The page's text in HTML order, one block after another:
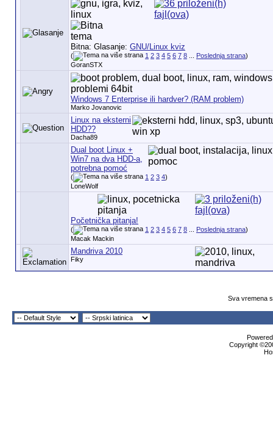
Bitna: Glasanje: GNU/Linux kviz
( 1 2 3 4 5 6 7 8... Poslednja strana)
GoranSTX
Windows 7 Enterprise ili hardver? (RAM problem)
Marko Jovanovic
Linux na eksterni
HDD??
Dacha89
Dual boot Linux +
Win7 na dva HDD-a,
potrebna pomoć
( 1 2 3 4)
LoneWolf
Početnička pitanja!
( 1 2 3 4 5 6 7 8... Poslednja strana)
Macak Mackin
Mandriva 2010
Fiky
Sva vremena
Copyright